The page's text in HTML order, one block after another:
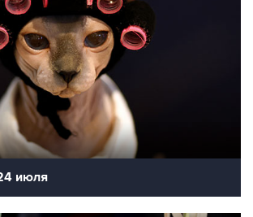
июля